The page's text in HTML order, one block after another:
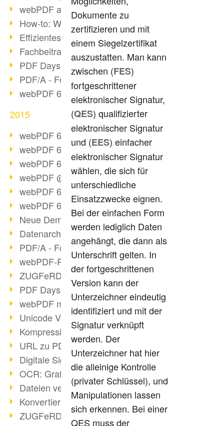
webPDF auf tools in Berlin
How-to: Webservices verwenden
Effizientes digitales Arbeiten
Fachbeitrag tools 2016
PDF Days Europe 2016
PDF/A - Format der Zukunft (2)
webPDF 6.0 Video-Serie (Folge 3)
2015
webPDF 6.0 als VM
webPDF 6.0 Video-Serie (Übersicht)
webPDF 6.0 Video-Serie (Folge 2)
webPDF @ DOAG 2015
webPDF 6.0 Video-Serie (Folge 1)
webPDF 6.0 am Start
Neue Demo-Version online
Datenarchivierung aus SAP
PDF/A - Format der Zukunft (1)
webPDF-Portal Preview
ZUGFeRD als Standard
PDF Days Europe in Köln
webPDF meets tools 2015
Unicode Version 8.0 erschienen
Kompression bei Scans
URL zu PDF via webPDF
Digitale Signatur mit webPDF
OCR: Grafik zu PDF
Dateien verbinden
Konvertierung über 100 Formate
ZUGFeRD & GoBD
Dokumente zu
zertifizieren und mit
einem Siegelzertifikat
auszustatten. Man kann
zwischen (FES)
fortgeschrittener
elektronischer Signatur,
(QES) qualifizierter
elektronischer Signatur
und (EES) einfacher
elektronischer Signatur
wählen, die sich für
unterschiedliche
Einsatzzwecke eignen.
Bei der einfachen Form
werden lediglich Daten
angehängt, die dann als
Unterschrift gelten. In
der fortgeschrittenen
Version kann der
Unterzeichner eindeutig
identifiziert und mit der
Signatur verknüpft
werden. Der
Unterzeichner hat hier
die alleinige Kontrolle
(privater Schlüssel), und
Manipulationen lassen
sich erkennen. Bei einer
QES muss der